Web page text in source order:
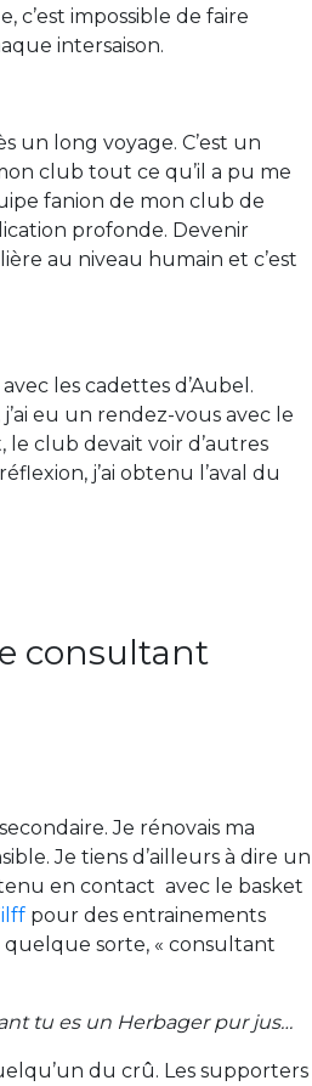
c’est impossible de faire
intersaison.
un long voyage. C’est un
club tout ce qu’il a pu me
fanion de mon club de
profonde. Devenir
au niveau humain et c’est
les cadettes d’Aubel.
j’ai eu un rendez-vous avec le
le club devait voir d’autres
j’ai obtenu l’aval du
consultant
Je rénovais ma
Je tiens d’ailleurs à dire un
tenu en contact avec le basket
pour des entrainements
quelque sorte, « consultant
tu es un Herbager pur jus…
du crû. Les supporters